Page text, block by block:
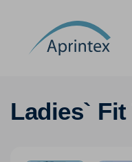
Ladies` Fit